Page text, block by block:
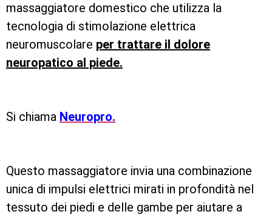
massaggiatore domestico che utilizza la
tecnologia di stimolazione elettrica
neuromuscolare per trattare il dolore
neuropatico al piede.
Si chiama Neuropro.
Questo massaggiatore invia una combinazione
unica di impulsi elettrici mirati in profondità nel
tessuto dei piedi e delle gambe per aiutare a